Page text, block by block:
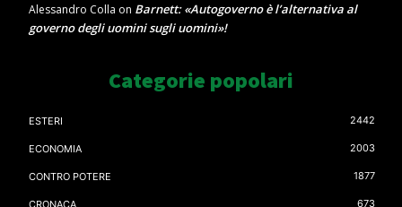
Alessandro Colla on Barnett: «Autogoverno è l’alternativa al
governo degli uomini sugli uomini»!
Categorie popolari
ESTERI 2442
ECONOMIA 2003
CONTRO POTERE 1877
673